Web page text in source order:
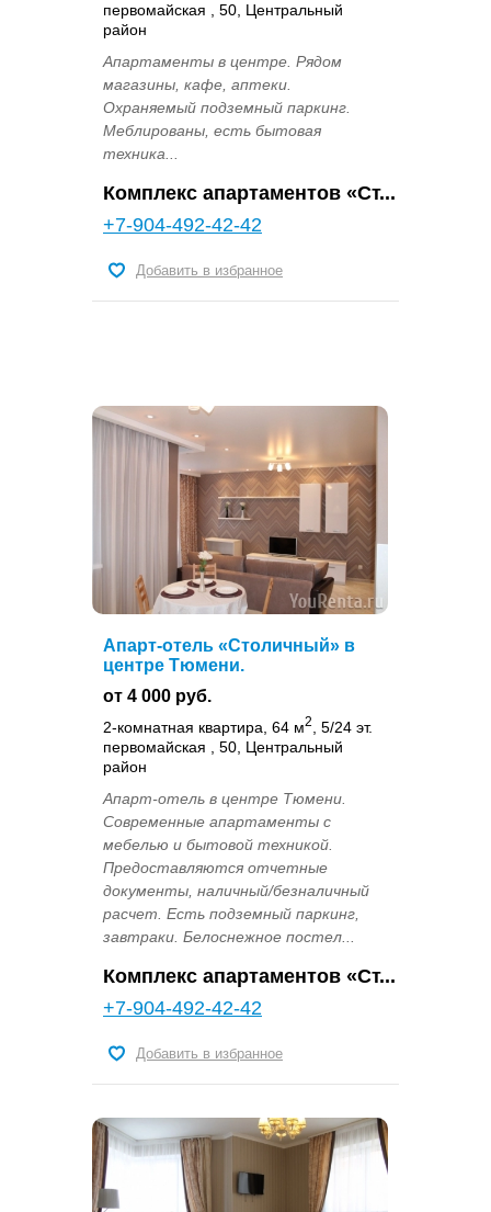
первомайская , 50, Центральный
район
Апартаменты в центре. Рядом
магазины, кафе, аптеки.
Охраняемый подземный паркинг.
Меблированы, есть бытовая
техника...
Комплекс апартаментов «Ст...
+7-904-492-42-42
Добавить в избранное
Апарт-отель «Столичный» в
центре Тюмени.
от 4 000 руб.
2-комнатная квартира, 64 м2
, 5/24 эт.
первомайская , 50, Центральный
район
Апарт-отель в центре Тюмени.
Современные апартаменты с
мебелью и бытовой техникой.
Предоставляются отчетные
документы, наличный/безналичный
расчет. Есть подземный паркинг,
завтраки. Белоснежное постел...
Комплекс апартаментов «Ст...
+7-904-492-42-42
Добавить в избранное